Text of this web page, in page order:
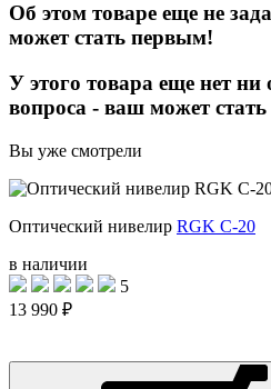
Об этом товаре еще не
может стать первым!
У этого товара еще нет ни
вопроса - ваш может
Вы уже смотрели
Оптический нивелир RGK C-20
в наличии
5
13 990 ₽